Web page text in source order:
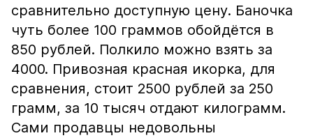
сравнительно доступную цену. Баночка
чуть более 100 граммов обойдётся в
850 рублей. Полкило можно взять за
4000. Привозная красная икорка, для
сравнения, стоит 2500 рублей за 250
грамм, за 10 тысяч отдают килограмм.
Сами продавцы недовольны